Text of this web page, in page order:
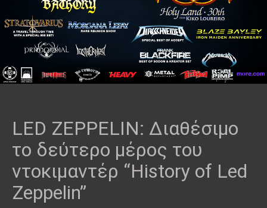
LED ZEPPELIN: Διαθέσιμο
το δεύτερο μέρος του
ντοκιμαντέρ “History of Led
Zeppelin”